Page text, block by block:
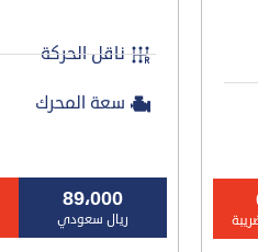
ناقل الحركة
سعة المحرك
89،000
ريال سعودي